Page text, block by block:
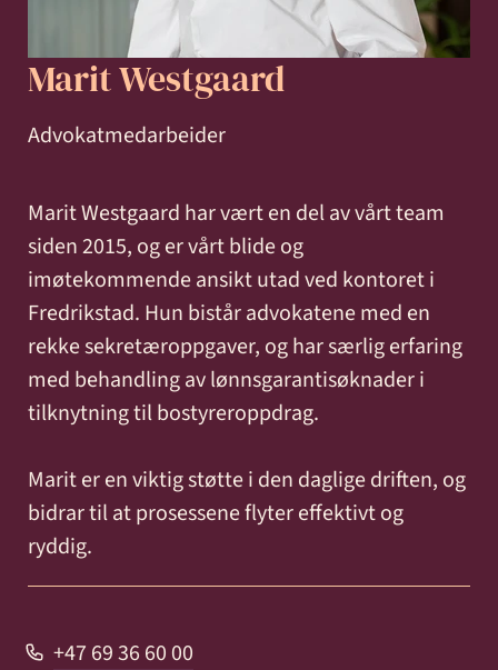
Marit Westgaard
Advokatmedarbeider
Marit Westgaard har vært en del av vårt team
siden 2015, og er vårt blide og
imøtekommende ansikt utad ved kontoret i
Fredrikstad. Hun bistår advokatene med en
rekke sekretæroppgaver, og har særlig erfaring
med behandling av lønnsgarantisøknader i
tilknytning til bostyreroppdrag.
Marit er en viktig støtte i den daglige driften, og
bidrar til at prosessene flyter effektivt og
ryddig.
+47 69 36 60 00
Entreprise
-
bygg
anlegg
Erstatning
ved
personskade
sykdom
Familie
og
samliv
Forbrukersaker
Konkurs
og
insolvens
Offentlige
anskaffelser
Selskapsrett
Skatt
og
avgift
Strafferett
Transaksjoner
Karriere
og miljø
Ta